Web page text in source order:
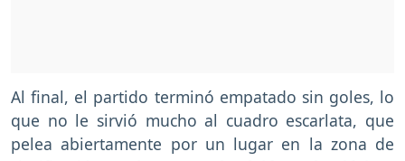
Al final, el partido terminó empatado sin goles, lo
que no le sirvió mucho al cuadro escarlata, que
pelea abiertamente por un lugar en la zona de